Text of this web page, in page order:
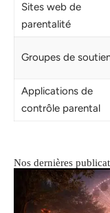
Sites web de
parentalité
Groupes de
Applications de
contrôle parental
Nos dernières